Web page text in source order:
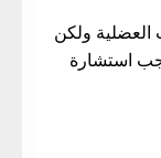
ولكن
استشارة